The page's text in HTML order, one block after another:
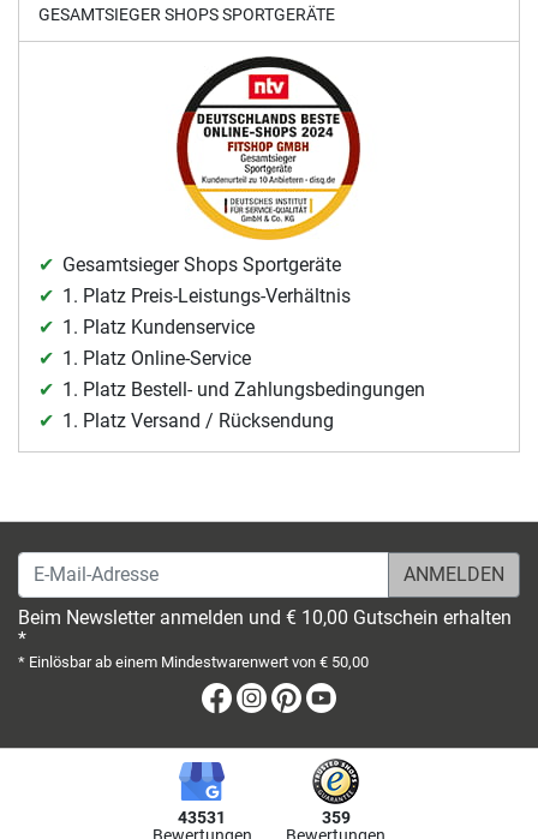
GESAMTSIEGER SHOPS SPORTGERÄTE
Gesamtsieger Shops Sportgeräte
1. Platz Preis-Leistungs-Verhältnis
1. Platz Kundenservice
1. Platz Online-Service
1. Platz Bestell- und Zahlungsbedingungen
1. Platz Versand / Rücksendung
E-Mail-Adresse
Beim Newsletter anmelden und € 10,00 Gutschein erhalten
*
* Einlösbar ab einem Mindestwarenwert von € 50,00
Facebook
Instagram
Pinterest
43531
359